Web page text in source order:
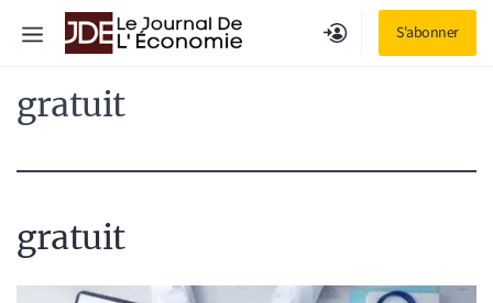
S'abonner
Menu
gratuit
gratuit